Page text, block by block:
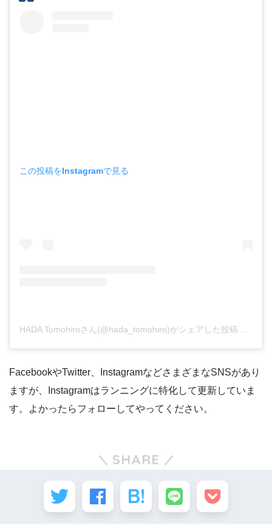
この投稿をInstagramで見る
HADA Tomohiroさん(@hada_tomohiro)がシェアした投稿
FacebookやTwitter、InstagramなどさまざまなSNSがあり
ますが、Instagramはランニングに特化して更新していま
す。よかったらフォローしてやってください。
SHARE